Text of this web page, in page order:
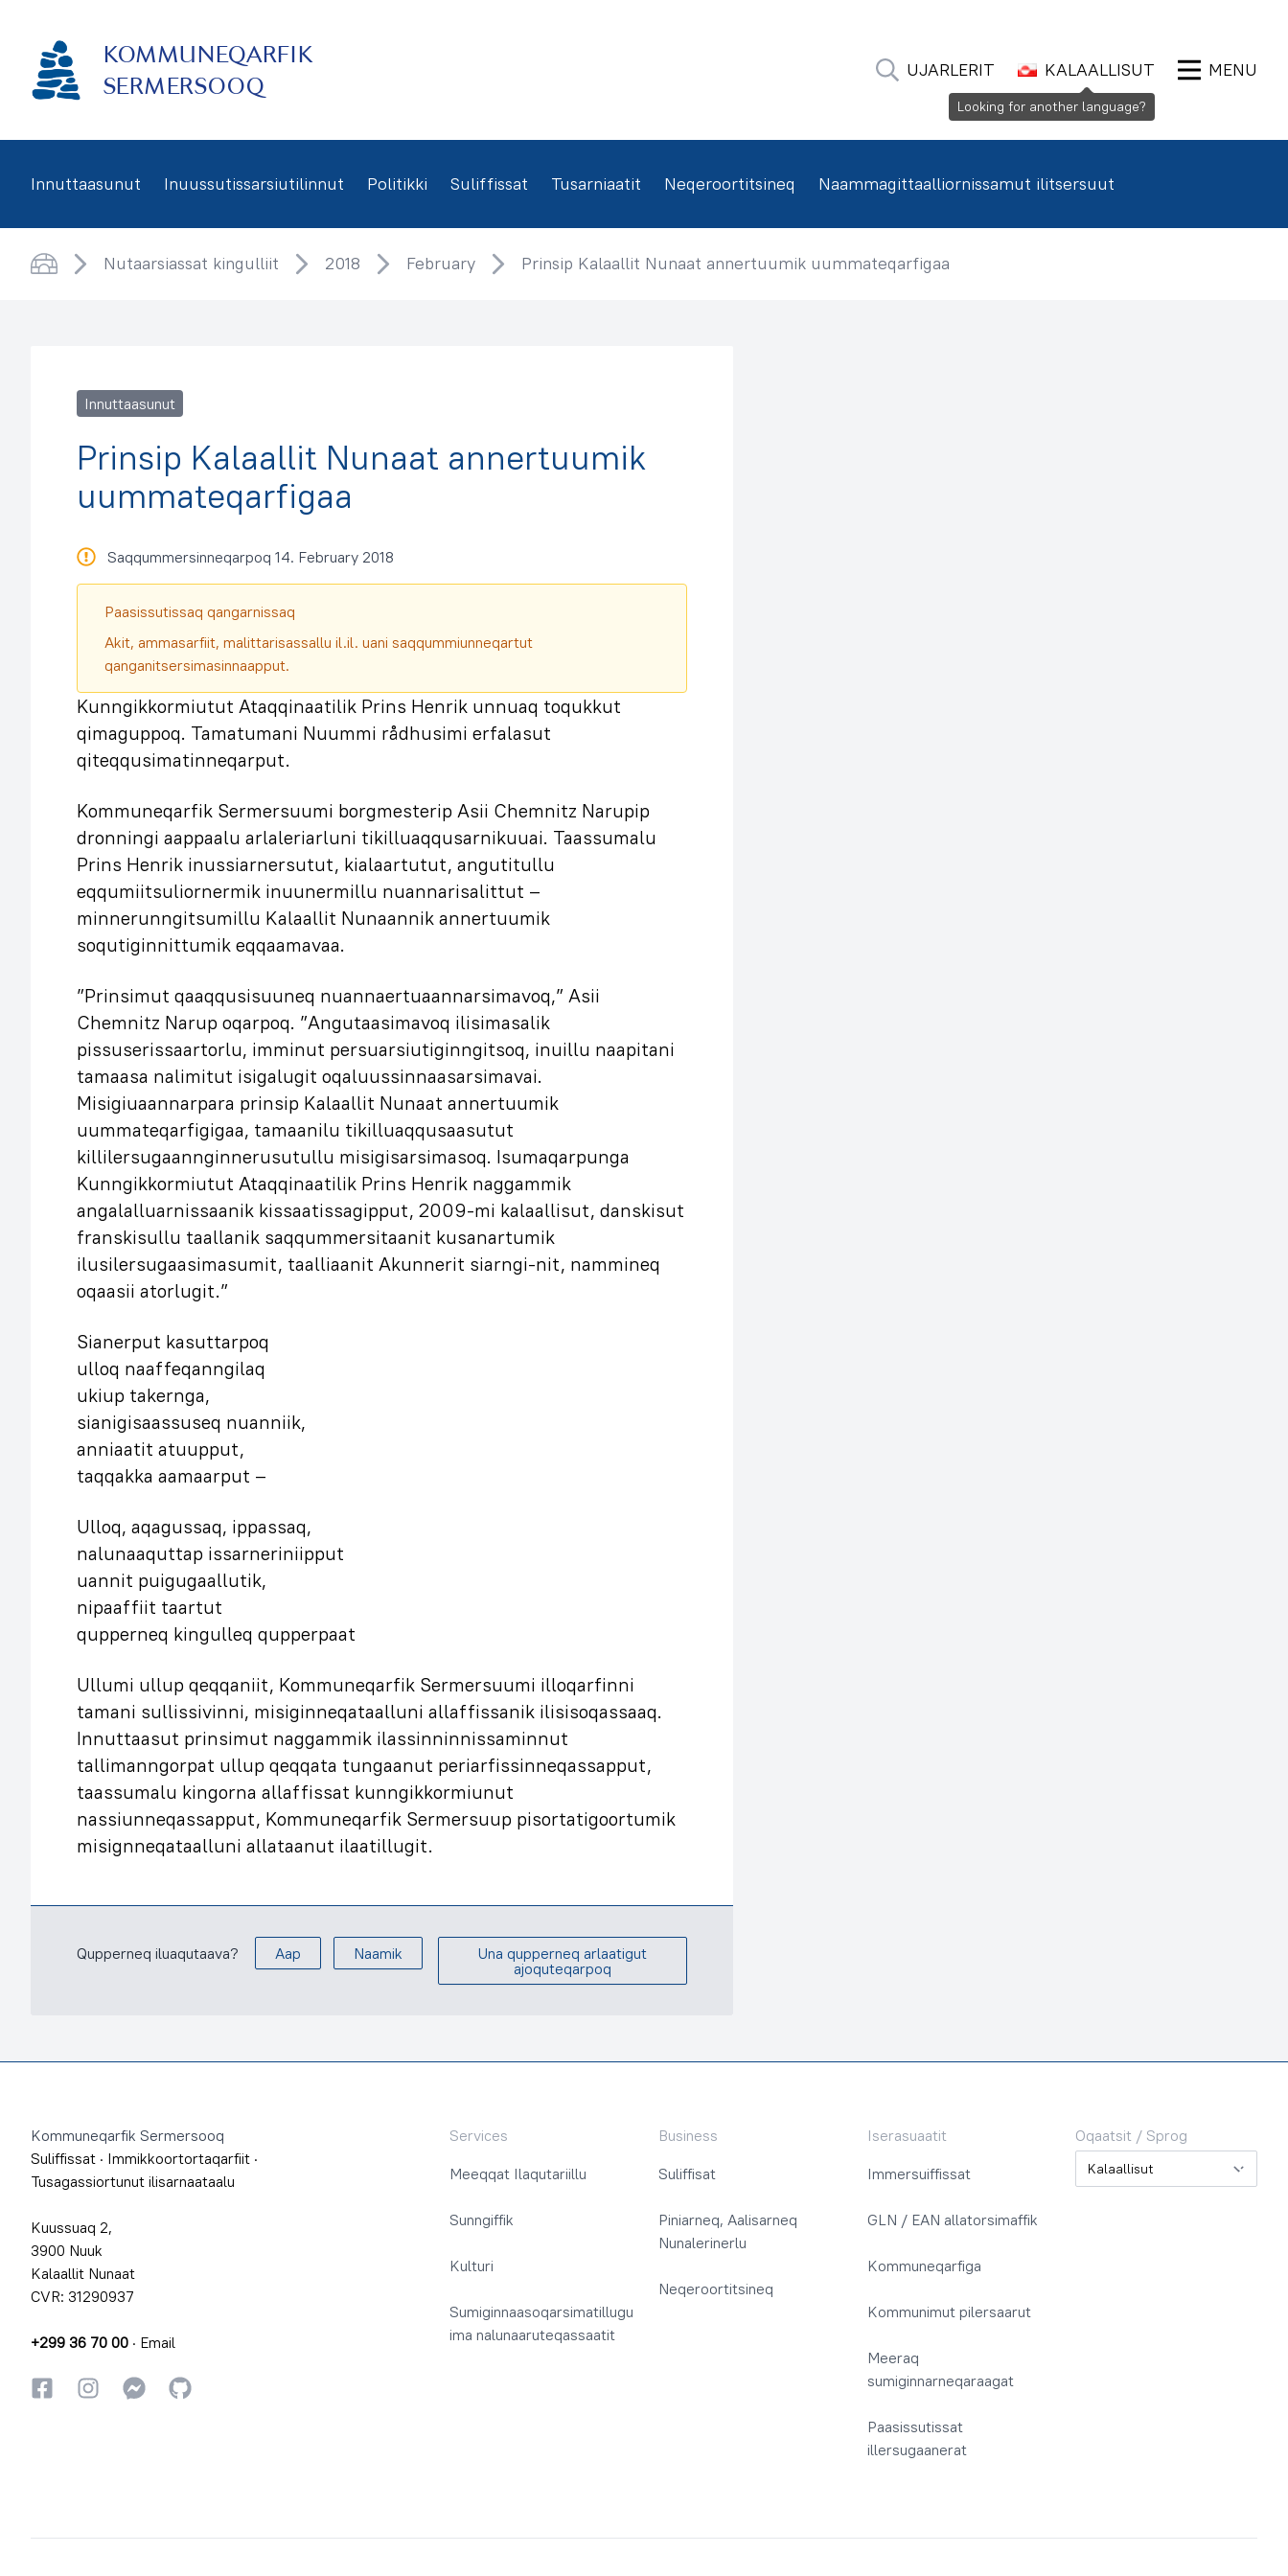
KOMMUNEQARFIK
SERMERSOOQ
UJARLERIT KALAALLISUT MENU
Innuttaasunut Inuussutissarsiutilinnut Politikki Suliffissat Tusarniaatit Neqeroortitsineq Naammagittaalliornissamut ilitsersuut
Nutaarsiassat kingulliit 2018 February Prinsip Kalaallit Nunaat annertuumik uummateqarfigaa
Innuttaasunut
Prinsip Kalaallit Nunaat annertuumik
uummateqarfigaa
Saqqummersinneqarpoq 14. February 2018
Paasissutissaq qangarnissaq
Akit, ammasarfiit, malittarisassallu il.il. uani saqqummiunneqartut
qanganitsersimasinnaapput.
Kunngikkormiutut Ataqqinaatilik Prins Henrik unnuaq toqukkut
qimaguppoq. Tamatumani Nuummi rådhusimi erfalasut
qiteqqusimatinneqarput.
Kommuneqarfik Sermersuumi borgmesterip Asii Chemnitz Narupip
dronningi aappaalu arlaleriarluni tikilluaqqusarnikuuai. Taassumalu
Prins Henrik inussiarnersutut, kialaartutut, angutitullu
eqqumiitsuliornermik inuunermillu nuannarisalittut –
minnerunngitsumillu Kalaallit Nunaannik annertuumik
soqutiginnittumik eqqaamavaa.
”Prinsimut qaaqqusisuuneq nuannaertuaannarsimavoq,” Asii
Chemnitz Narup oqarpoq. ”Angutaasimavoq ilisimasalik
pissuserissaartorlu, imminut persuarsiutiginngitsoq, inuillu naapitani
tamaasa nalimitut isigalugit oqaluussinnaasarsimavai.
Misigiuaannarpara prinsip Kalaallit Nunaat annertuumik
uummateqarfigigaa, tamaanilu tikilluaqqusaasutut
killilersugaannginnerusutullu misigisarsimasoq. Isumaqarpunga
Kunngikkormiutut Ataqqinaatilik Prins Henrik naggammik
angalalluarnissaanik kissaatissagipput, 2009-mi kalaallisut, danskisut
franskisullu taallanik saqqummersitaanit kusanartumik
ilusilersugaasimasumit, taalliaanit Akunnerit siarngi-nit, nammineq
oqaasii atorlugit.”
Sianerput kasuttarpoq
ulloq naaffeqanngilaq
ukiup takernga,
sianigisaassuseq nuanniik,
anniaatit atuupput,
taqqakka aamaarput –
Ulloq, aqagussaq, ippassaq,
nalunaaquttap issarneriniipput
uannit puigugaallutik,
nipaaffiit taartut
qupperneq kingulleq qupperpaat
Ullumi ullup qeqqaniit, Kommuneqarfik Sermersuumi illoqarfinni
tamani sullissivinni, misiginneqataalluni allaffissanik ilisisoqassaaq.
Innuttaasut prinsimut naggammik ilassinninnissaminnut
tallimanngorpat ullup qeqqata tungaanut periarfissinneqassapput,
taassumalu kingorna allaffissat kunngikkormiunut
nassiunneqassapput, Kommuneqarfik Sermersuup pisortatigoortumik
misignneqataalluni allataanut ilaatillugit.
Qupperneq iluaqutaava? Aap Naamik
Una qupperneq arlaatigut
ajoquteqarpoq
Kommuneqarfik Sermersooq
Suliffissat · Immikkoortortaqarfiit ·
Tusagassiortunut ilisarnaataalu
Kuussuaq 2,
3900 Nuuk
Kalaallit Nunaat
CVR: 31290937
+299 36 70 00 · Email
FacebookkiInstagrammiInstagrammi
GitHub
Services
Meeqqat Ilaqutariillu
Sunngiffik
Kulturi
Sumiginnaasoqarsimatillugu
ima nalunaaruteqassaatit
Business
Suliffisat
Piniarneq, Aalisarneq
Nunalerinerlu
Neqeroortitsineq
Iserasuaatit
Immersuiffissat
GLN / EAN allatorsimaffik
Kommuneqarfiga
Kommunimut pilersaarut
Meeraq
sumiginnarneqaraagat
Paasissutissat
illersugaanerat
Oqaatsit / Sprog
Oqaatsit / Sprog